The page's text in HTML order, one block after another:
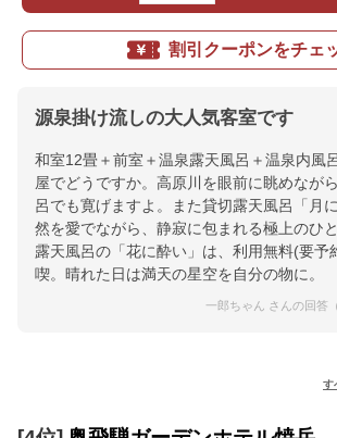
割引クーポンをチェ
源泉掛け流しの大人気客室です
和室12畳＋前室＋温泉露天風呂＋温泉内風
屋でどうですか。高原川を眼前に眺めなが
呂でも寛げますよ。また貸切露天風呂「月
然を愛でながら、静寂に包まれる極上のひ
露天風呂の「花に酔い」は、利用無料(要予
喫。晴れた日は満天の星空を自分の物に。
一郎ちゃん さんの回答
す